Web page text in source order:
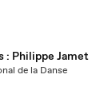
: Philippe Jamet
de la Danse